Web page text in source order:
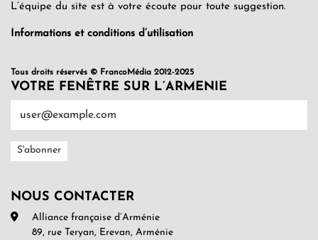
L’équipe du site est à votre écoute pour toute suggestion.
Informations et conditions d’utilisation
Tous droits réservés © FrancoMédia 2012-2025
VOTRE FENÊTRE SUR L’ARMENIE
NOUS CONTACTER
Alliance française d’Arménie
89, rue Teryan, Erevan, Arménie